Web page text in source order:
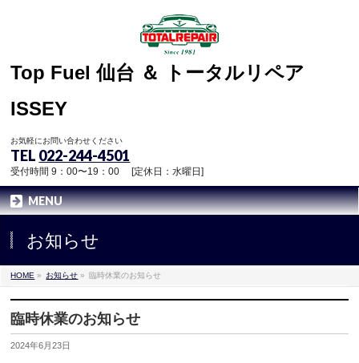
Top Fuel 仙台 ＆ トータルリペア
ISSEY
お気軽にお問い合わせください
TEL 022-244-4501
受付時間 9：00〜19：00 [定休日：水曜日]
MENU
お知らせ
HOME » お知らせ » 臨時休業のお知らせ
臨時休業のお知らせ
2024年6月23日